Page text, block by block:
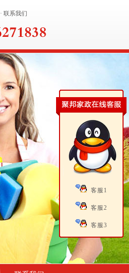
· 联系我们
客服1
客服2
客服3